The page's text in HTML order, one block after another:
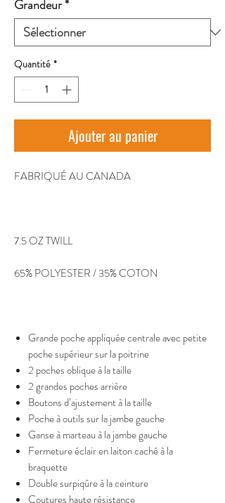
Grandeur*
Quantité *
Ajouter au panier
FABRIQUÉ AU CANADA
7.5 OZ TWILL
65% POLYESTER / 35% COTON
Grande poche appliquée centrale avec petite
poche supérieur sur la poitrine
2 poches oblique à la taille
2 grandes poches arrière
Boutons d’ajustement à la taille
Poche à outils sur la jambe gauche
Ganse à marteau à la jambe gauche
Fermeture éclair en laiton caché à la
braquette
Double surpiqûre à la ceinture
Coutures haute résistance